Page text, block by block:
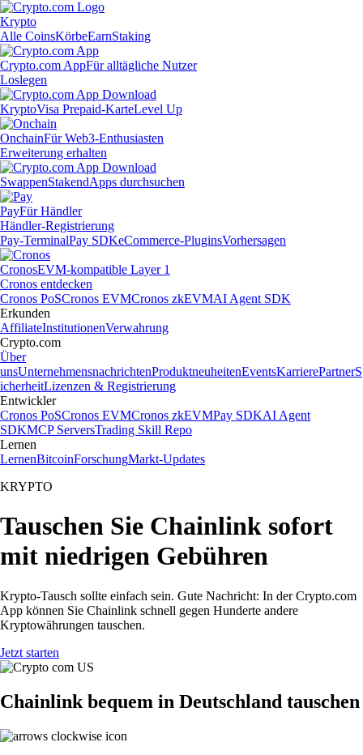
Krypto
Alle CoinsKörbeEarnStaking
Crypto.com AppFür alltägliche Nutzer
Loslegen
KryptoVisa Prepaid-KarteLevel Up
OnchainFür Web3-Enthusiasten
Erweiterung erhalten
SwappenStakendApps durchsuchen
PayFür Händler
Händler-Registrierung
Pay-TerminalPay SDKeCommerce-PluginsVorhersagen
CronosEVM-kompatible Layer 1
Cronos entdecken
Cronos PoSCronos EVMCronos zkEVMAI Agent SDK
Erkunden
AffiliateInstitutionenVerwahrung
Crypto.com
Über
unsUnternehmensnachrichtenProduktneuheitenEventsKarrierePartnerS
icherheitLizenzen & Registrierung
Entwickler
Cronos PoSCronos EVMCronos zkEVMPay SDKAI Agent
SDKMCP ServersTrading Skill Repo
Lernen
LernenBitcoinForschungMarkt-Updates
KRYPTO
Tauschen Sie Chainlink sofort
mit niedrigen Gebühren
Krypto-Tausch sollte einfach sein. Gute Nachricht: In der Crypto.com
App können Sie Chainlink schnell gegen Hunderte andere
Kryptowährungen tauschen.
Jetzt starten
Chainlink bequem in Deutschland tauschen